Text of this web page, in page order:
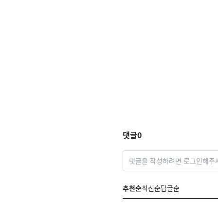
댓글0
댓글을 작성하려면 로그인해주
추천순최신순답글순